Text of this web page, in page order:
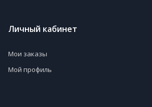
Личный кабинет
Мои заказы
Мой профиль